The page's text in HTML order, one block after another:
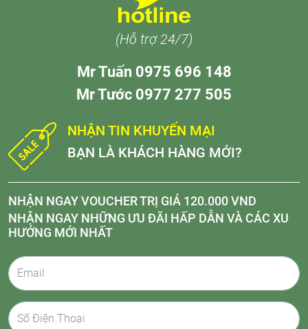
(Hỗ trợ 24/7)
Mr Tuấn 0975 696 148
Mr Tước 0977 277 505
NHẬN TIN KHUYẾN MẠI
BẠN LÀ KHÁCH HÀNG MỚI?
NHẬN NGAY VOUCHER TRỊ GIÁ 120.000 VND
NHẬN NGAY NHỮNG ƯU ĐÃI HẤP DẪN VÀ CÁC XU
HƯỚNG MỚI NHẤT